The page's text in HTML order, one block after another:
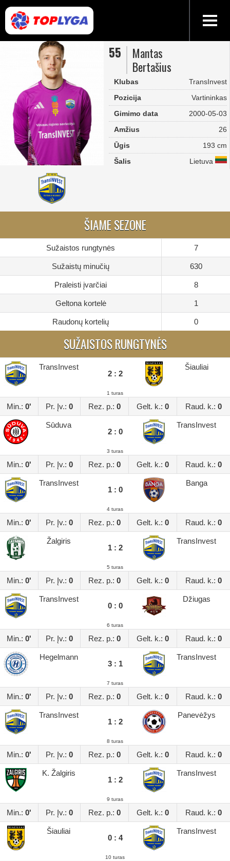
55
Mantas
Bertašius
Klubas
TransInvest
Pozicija
Vartininkas
Gimimo data
2000-05-03
Amžius
26
Ūgis
193 cm
Šalis
Lietuva
ŠIAME SEZONE
Sužaistos rungtynės 7
Sužaistų minučių 630
Praleisti įvarčiai 8
Geltona kortelė 1
Raudonų kortelių 0
SUŽAISTOS RUNGTYNĖS
TransInvest
2 : 2
Šiauliai
1 turas
Min.: 0' Pr. Įv.: 0 Rez. p.: 0 Gelt. k.: 0 Raud. k.: 0
Sūduva
2 : 0
TransInvest
3 turas
Min.: 0' Pr. Įv.: 0 Rez. p.: 0 Gelt. k.: 0 Raud. k.: 0
TransInvest
1 : 0
Banga
4 turas
Min.: 0' Pr. Įv.: 0 Rez. p.: 0 Gelt. k.: 0 Raud. k.: 0
Žalgiris
1 : 2
TransInvest
5 turas
Min.: 0' Pr. Įv.: 0 Rez. p.: 0 Gelt. k.: 0 Raud. k.: 0
TransInvest
0 : 0
Džiugas
6 turas
Min.: 0' Pr. Įv.: 0 Rez. p.: 0 Gelt. k.: 0 Raud. k.: 0
Hegelmann
3 : 1
TransInvest
7 turas
Min.: 0' Pr. Įv.: 0 Rez. p.: 0 Gelt. k.: 0 Raud. k.: 0
TransInvest
1 : 2
Panevėžys
8 turas
Min.: 0' Pr. Įv.: 0 Rez. p.: 0 Gelt. k.: 0 Raud. k.: 0
K. Žalgiris
1 : 2
TransInvest
9 turas
Min.: 0' Pr. Įv.: 0 Rez. p.: 0 Gelt. k.: 0 Raud. k.: 0
Šiauliai
0 : 4
TransInvest
10 turas